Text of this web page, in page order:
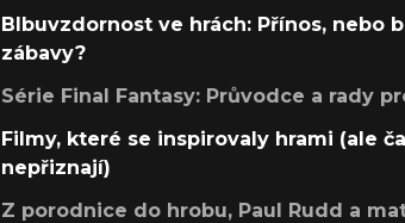
Blbuvzdornost ve hrách: Přínos, nebo
zábavy?
Série Final Fantasy: Průvodce a rady
Filmy, které se inspirovaly hrami (ale
nepřiznají)
Z porodnice do hrobu, Paul Rudd a